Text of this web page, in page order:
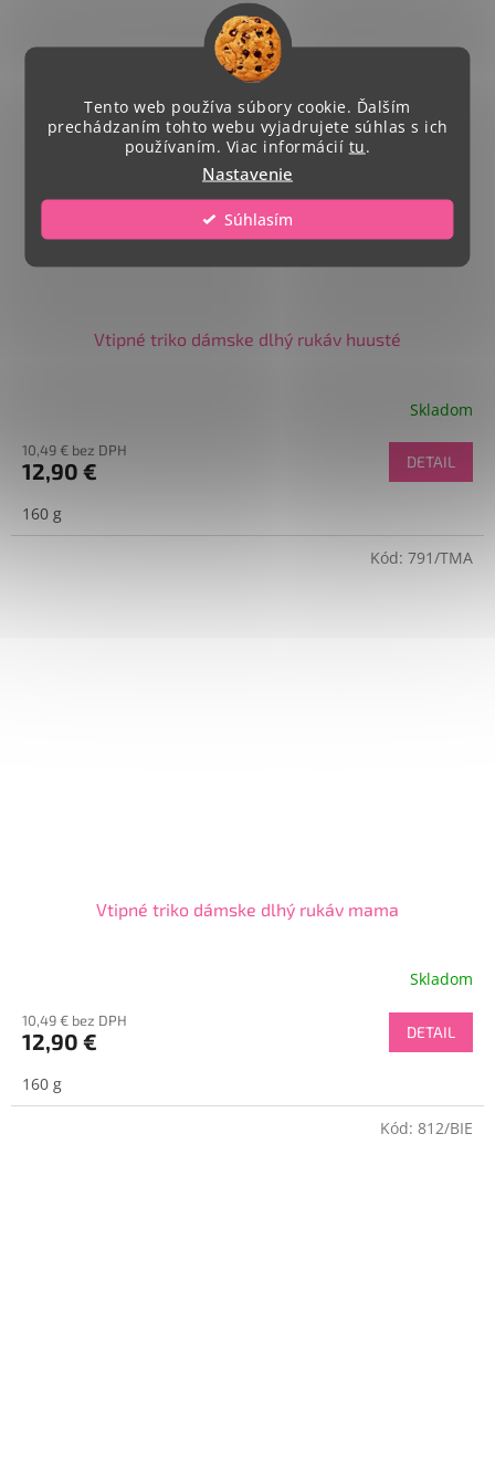
Tento web používa súbory cookie. Ďalším
prechádzaním tohto webu vyjadrujete súhlas s ich
používaním. Viac informácií tu.
Nastavenie
Súhlasím
Vtipné triko dámske dlhý rukáv huusté
Skladom
10,49 € bez DPH
12,90 € DETAIL
160 g
Vtipné triko dámske dlhý rukáv mama
Skladom
10,49 € bez DPH
12,90 € DETAIL
160 g
Kód: 791/TMA
Kód: 812/BIE